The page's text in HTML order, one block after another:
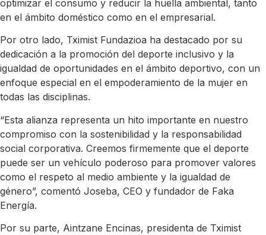
optimizar el consumo y reducir la huella ambiental, tanto
en el ámbito doméstico como en el empresarial.
Por otro lado, Tximist Fundazioa ha destacado por su
dedicación a la promoción del deporte inclusivo y la
igualdad de oportunidades en el ámbito deportivo, con un
enfoque especial en el empoderamiento de la mujer en
todas las disciplinas.
“Esta alianza representa un hito importante en nuestro
compromiso con la sostenibilidad y la responsabilidad
social corporativa. Creemos firmemente que el deporte
puede ser un vehículo poderoso para promover valores
como el respeto al medio ambiente y la igualdad de
género”, comentó Joseba, CEO y fundador de Faka
Energía.
Por su parte, Aintzane Encinas, presidenta de Tximist